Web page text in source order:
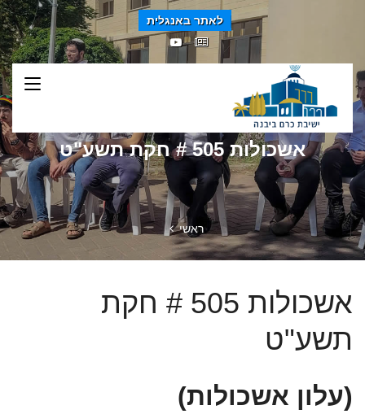
לאתר באנגלית
אשכולות 505 # חקת תשע"ט
ראשי
אשכולות 505 # חקת
תשע"ט
(עלון אשכולות)